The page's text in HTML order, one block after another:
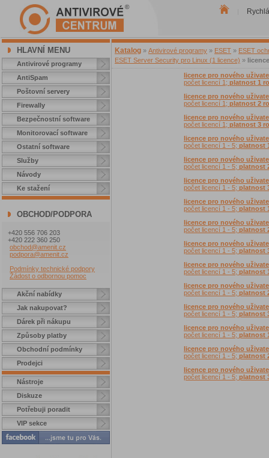
HLAVNÍ MENU
Antivirové programy
AntiSpam
Poštovní servery
Firewally
Bezpečnostní software
Monitorovací software
Ostatní software
Služby
Návody
Ke stažení
OBCHOD/PODPORA
+420 556 706 203
+420 222 360 250
obchod@amenit.cz
podpora@amenit.cz
Podmínky technické podpory
Žádost o odbornou pomoc
Akční nabídky
Jak nakupovat?
Dárek při nákupu
Způsoby platby
Obchodní podmínky
Prodejci
Nástroje
Diskuze
Potřebuji poradit
VIP sekce
Katalog » Antivirové programy » ESET » ESET
ESET Server Security pro Linux (1 licence) »
licence pro nového
počet licencí 1; platnost 1
licence pro nového
počet licencí 1; platnost 2
licence pro nového
počet licencí 1; platnost 3
licence pro nového
počet licencí 1 - 5; platnost
licence pro nového
počet licencí 1 - 5; platnost
licence pro nového
počet licencí 1 - 5; platnost
licence pro nového
počet licencí 1 - 5; platnost
licence pro nového
počet licencí 1 - 5; platnost
licence pro nového
počet licencí 1 - 5; platnost
licence pro nového
počet licencí 1 - 5; platnost
licence pro nového
počet licencí 1 - 5; platnost
licence pro nového
počet licencí 1 - 5; platnost
licence pro nového
počet licencí 1 - 5; platnost
licence pro nového
počet licencí 1 - 5; platnost
licence pro nového
počet licencí 1 - 5; platnost